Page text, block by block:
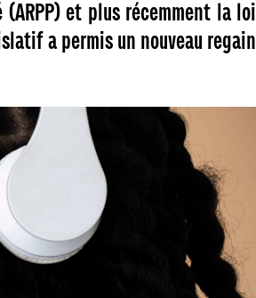
et plus récemment la loi
a permis un nouveau regain